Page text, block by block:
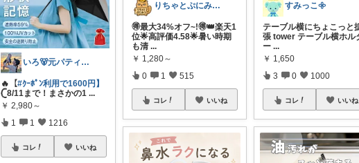
いろ🐻元パティシエ🍫
🔥【#ｸｰﾎﾟﾝ利用で1600円】
𓊆8/11まで！まさかの1 ...
￥ 2,980～
1 1 1216
コレ いいね
​りちゃとぷにみつ💎
🉐最大34%オフ~!🉐👑楽天1
位🌟高評価4.58🌟暑い時期
も清 ...
￥ 1,280～
0 1 515
コレ いいね
すみっこ𖧷
テーブル横にちょこっと
張 tower テーブル横ホル
ー...
￥ 1,650
3 0 1000
コレ いいね